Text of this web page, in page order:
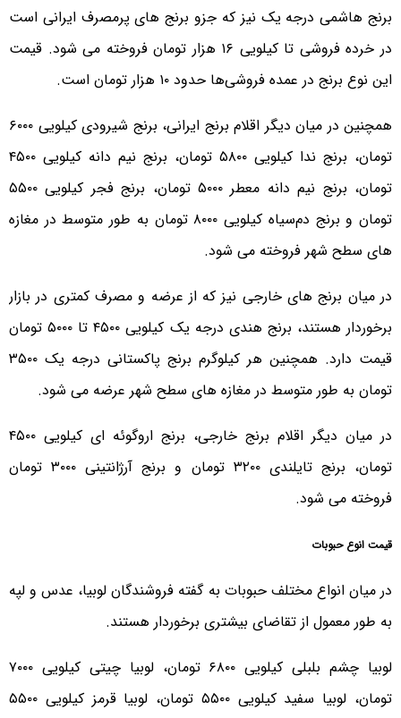
برنج هاشمی درجه یک نیز که جزو برنج های پرمصرف ایرانی است
در خرده فروشی تا کیلویی ۱۶ هزار تومان فروخته می شود. قیمت
این نوع برنج در عمده فروشی‌ها حدود ۱۰ هزار تومان است.
همچنین در میان دیگر اقلام برنج ایرانی، برنج شیرودی کیلویی ۶۰۰۰
تومان، برنج ندا کیلویی ۵۸۰۰ تومان، برنج نیم دانه کیلویی ۴۵۰۰
تومان، برنج نیم دانه معطر ۵۰۰۰ تومان، برنج فجر کیلویی ۵۵۰۰
تومان و برنج دم‌سیاه کیلویی ۸۰۰۰ تومان به طور متوسط در مغازه
های سطح شهر فروخته می شود.
در میان برنج های خارجی نیز که از عرضه و مصرف کمتری در بازار
برخوردار هستند، برنج هندی درجه یک کیلویی ۴۵۰۰ تا ۵۰۰۰ تومان
قیمت دارد. همچنین هر کیلوگرم برنج پاکستانی درجه یک ۳۵۰۰
تومان به طور متوسط در مغازه های سطح شهر عرضه می شود.
در میان دیگر اقلام برنج خارجی، برنج اروگوئه ای کیلویی ۴۵۰۰
تومان، برنج تایلندی ۳۲۰۰ تومان و برنج آرژانتینی ۳۰۰۰ تومان
فروخته می شود.
قیمت انوع حبوبات
در میان انواع مختلف حبوبات به گفته فروشندگان لوبیا، عدس و لپه
به طور معمول از تقاضای بیشتری برخوردار هستند.
لوبیا چشم بلبلی کیلویی ۶۸۰۰ تومان، لوبیا چیتی کیلویی ۷۰۰۰
تومان، لوبیا سفید کیلویی ۵۵۰۰ تومان، لوبیا قرمز کیلویی ۵۵۰۰